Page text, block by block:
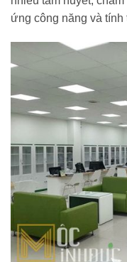
ứng công năng và tính